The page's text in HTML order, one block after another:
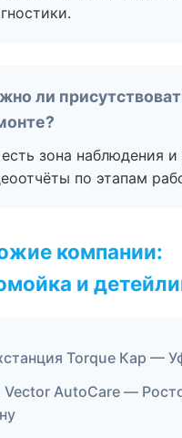
ли
зона наблюдения
по этапам
компании:
и
Torque Кар —
AutoCare —